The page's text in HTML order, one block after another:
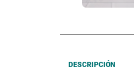
DESCRIPCIÓN